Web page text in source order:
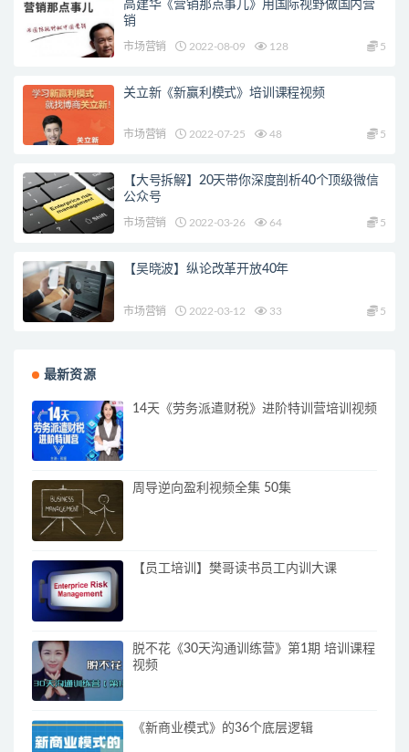
高建华《营销那点事儿》用国际视野做国内营
销
市场营销 2022-08-09 128 5
关立新《新赢利模式》培训课程视频
市场营销 2022-07-25 48 5
【大号拆解】20天带你深度剖析40个顶级微信
公众号
市场营销 2022-03-26 64 5
【吴晓波】纵论改革开放40年
市场营销 2022-03-12 33 5
最新资源
14天《劳务派遣财税》进阶特训营培训视频
周导逆向盈利视频全集 50集
【员工培训】樊哥读书员工内训大课
脱不花《30天沟通训练营》第1期 培训课程
视频
《新商业模式》的36个底层逻辑